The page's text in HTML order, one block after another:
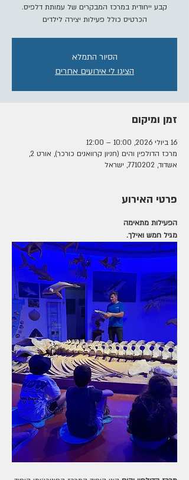
קבע ייחודית במרכז המבקרים של עמותת דלפיס.
הכרטיס כולל פעילות יצירה לילדים
הסיור התמלא
הציגו לי אירועים אחרים
זמן ומיקום
16 ביולי 2026, 10:00 – 12:00
מרכז הדולפין והים (חניון קרוואנים כורכר), אורט 2,
אשדוד, 7710202, ישראל
פרטי האירוע
הפעילות מתאימה
מגיל חמש ואילך.